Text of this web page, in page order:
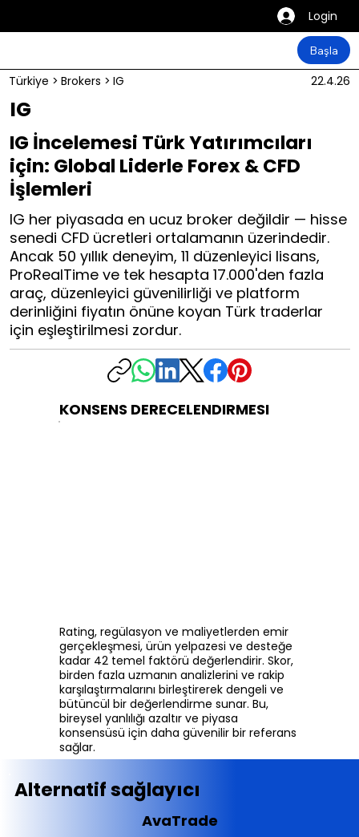
Login
Başla
Türkiye > Brokers > IG 22.4.26
IG
IG İncelemesi Türk Yatırımcıları
için: Global Liderle Forex & CFD
İşlemleri
IG her piyasada en ucuz broker değildir — hisse
senedi CFD ücretleri ortalamanın üzerindedir.
Ancak 50 yıllık deneyim, 11 düzenleyici lisans,
ProRealTime ve tek hesapta 17.000'den fazla
araç, düzenleyici güvenilirliği ve platform
derinliğini fiyatın önüne koyan Türk traderlar
için eşleştirilmesi zordur.
KONSENS DERECELENDIRMESI
Rating, regülasyon ve maliyetlerden emir
gerçekleşmesi, ürün yelpazesi ve desteğe
kadar 42 temel faktörü değerlendirir. Skor,
birden fazla uzmanın analizlerini ve rakip
karşılaştırmalarını birleştirerek dengeli ve
bütüncül bir değerlendirme sunar. Bu,
bireysel yanlılığı azaltır ve piyasa
konsensüsü için daha güvenilir bir referans
sağlar.
Alternatif sağlayıcı
AvaTrade